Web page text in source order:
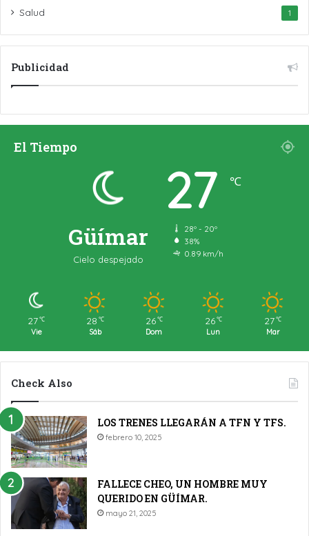
Salud 1
Publicidad
El Tiempo
Güímar
Cielo despejado
27 ℃
28º - 20º
38%
0.89 km/h
27 ℃
Vie
28 ℃
Sáb
26 ℃
Dom
26 ℃
Lun
27 ℃
Mar
Check Also
LOS TRENES LLEGARÁN A TFN Y TFS.
febrero 10, 2025
FALLECE CHEO, UN HOMBRE MUY
QUERIDO EN GÜÍMAR.
mayo 21, 2025